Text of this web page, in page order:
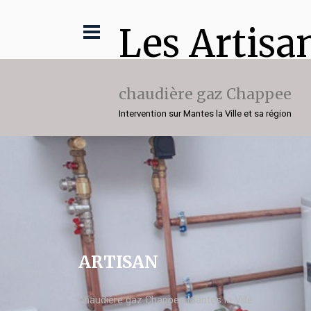
Les
chaudière gaz Chappee
Intervention sur Mantes la Ville et sa région
ARTISAN
chaudière gaz Chappee Mantes la Ville